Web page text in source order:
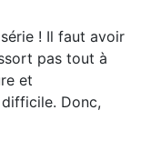
! Il faut avoir
pas tout à
et
Donc,